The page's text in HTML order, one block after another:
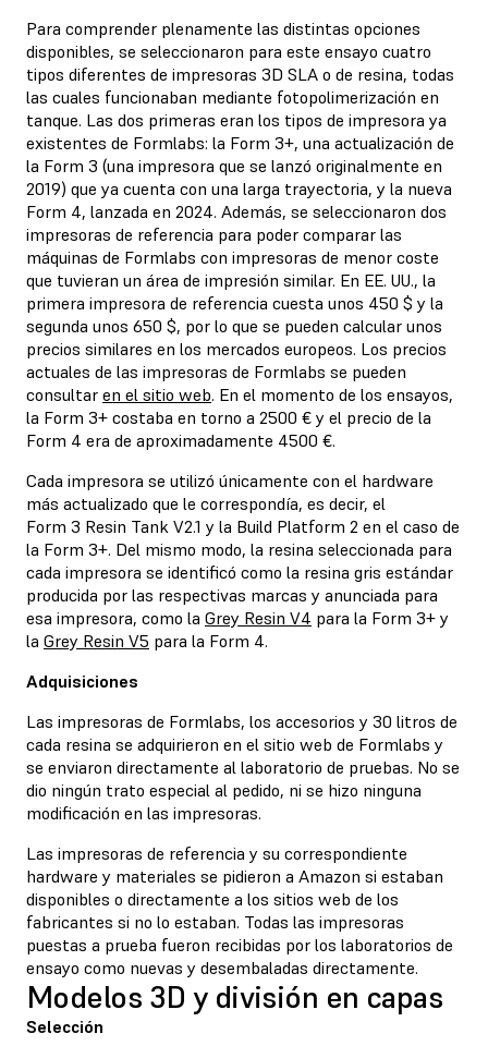
Para comprender plenamente las distintas opciones
disponibles, se seleccionaron para este ensayo cuatro
tipos diferentes de impresoras 3D SLA o de resina, todas
las cuales funcionaban mediante fotopolimerización en
tanque. Las dos primeras eran los tipos de impresora ya
existentes de Formlabs: la Form 3+, una actualización de
la Form 3 (una impresora que se lanzó originalmente en
2019) que ya cuenta con una larga trayectoria, y la nueva
Form 4, lanzada en 2024. Además, se seleccionaron dos
impresoras de referencia para poder comparar las
máquinas de Formlabs con impresoras de menor coste
que tuvieran un área de impresión similar. En EE. UU., la
primera impresora de referencia cuesta unos 450 $ y la
segunda unos 650 $, por lo que se pueden calcular unos
precios similares en los mercados europeos. Los precios
actuales de las impresoras de Formlabs se pueden
consultar en el sitio web. En el momento de los ensayos,
la Form 3+ costaba en torno a 2500 € y el precio de la
Form 4 era de aproximadamente 4500 €.
Cada impresora se utilizó únicamente con el hardware
más actualizado que le correspondía, es decir, el
Form 3 Resin Tank V2.1 y la Build Platform 2 en el caso de
la Form 3+. Del mismo modo, la resina seleccionada para
cada impresora se identificó como la resina gris estándar
producida por las respectivas marcas y anunciada para
esa impresora, como la Grey Resin V4 para la Form 3+ y
la Grey Resin V5 para la Form 4.
Adquisiciones
Las impresoras de Formlabs, los accesorios y 30 litros de
cada resina se adquirieron en el sitio web de Formlabs y
se enviaron directamente al laboratorio de pruebas. No se
dio ningún trato especial al pedido, ni se hizo ninguna
modificación en las impresoras.
Las impresoras de referencia y su correspondiente
hardware y materiales se pidieron a Amazon si estaban
disponibles o directamente a los sitios web de los
fabricantes si no lo estaban. Todas las impresoras
puestas a prueba fueron recibidas por los laboratorios de
ensayo como nuevas y desembaladas directamente.
Modelos 3D y división en capas
Selección